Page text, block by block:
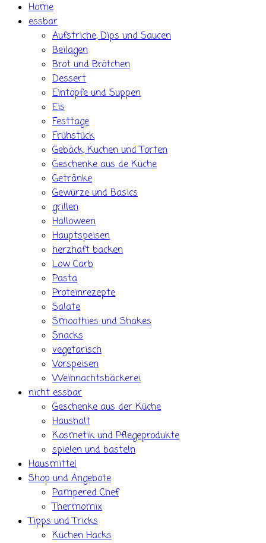
Home
essbar
Aufstriche, Dips und Saucen
Beilagen
Brot und Brötchen
Dessert
Eintöpfe und Suppen
Eis
Festtage
Frühstück
Gebäck, Kuchen und Torten
Geschenke aus de Küche
Getränke
Gewürze und Basics
grillen
Halloween
Hauptspeisen
herzhaft backen
Low Carb
Pasta
Proteinrezepte
Salate
Smoothies und Shakes
Snacks
vegetarisch
Vorspeisen
Weihnachtsbäckerei
nicht essbar
Geschenke aus der Küche
Haushalt
Kosmetik und Pflegeprodukte
spielen und basteln
Hausmittel
Shop und Angebote
Pampered Chef
Thermomix
Tipps und Tricks
Küchen Hacks